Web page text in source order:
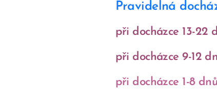
Pravidelná
při docházce 13-22
při docházce 9-12
při docházce 1-8